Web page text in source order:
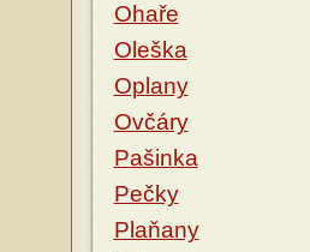
Ohaře
Oleška
Oplany
Ovčáry
Pašinka
Pečky
Plaňany